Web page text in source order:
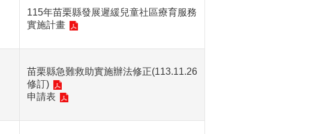
115年苗栗縣發展遲緩兒童社區療育服務
實施計畫
苗栗縣急難救助實施辦法修正(113.11.26
修訂)
申請表